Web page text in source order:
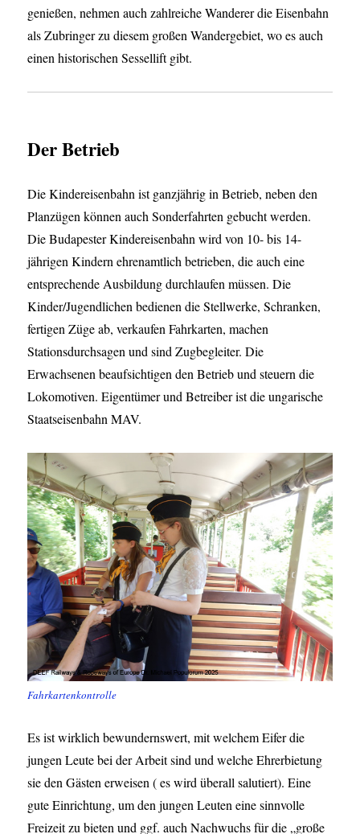
genießen, nehmen auch zahlreiche Wanderer die Eisenbahn
als Zubringer zu diesem großen Wandergebiet, wo es auch
einen historischen Sessellift gibt.
Der Betrieb
Die Kindereisenbahn ist ganzjährig in Betrieb, neben den
Planzügen können auch Sonderfahrten gebucht werden.
Die Budapester Kindereisenbahn wird von 10- bis 14-
jährigen Kindern ehrenamtlich betrieben, die auch eine
entsprechende Ausbildung durchlaufen müssen. Die
Kinder/Jugendlichen bedienen die Stellwerke, Schranken,
fertigen Züge ab, verkaufen Fahrkarten, machen
Stationsdurchsagen und sind Zugbegleiter. Die
Erwachsenen beaufsichtigen den Betrieb und steuern die
Lokomotiven. Eigentümer und Betreiber ist die ungarische
Staatseisenbahn MAV.
Fahrkartenkontrolle
Es ist wirklich bewundernswert, mit welchem Eifer die
jungen Leute bei der Arbeit sind und welche Ehrerbietung
sie den Gästen erweisen ( es wird überall salutiert). Eine
gute Einrichtung, um den jungen Leuten eine sinnvolle
Freizeit zu bieten und ggf. auch Nachwuchs für die „große